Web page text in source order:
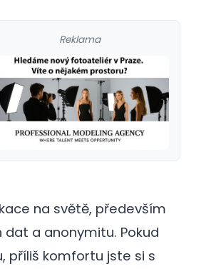
Reklama
na světě, především
a anonymitu. Pokud
příliš komfortu jste si s